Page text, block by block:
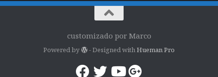
customizado por Marco
Powered by - Designed withHueman Pro